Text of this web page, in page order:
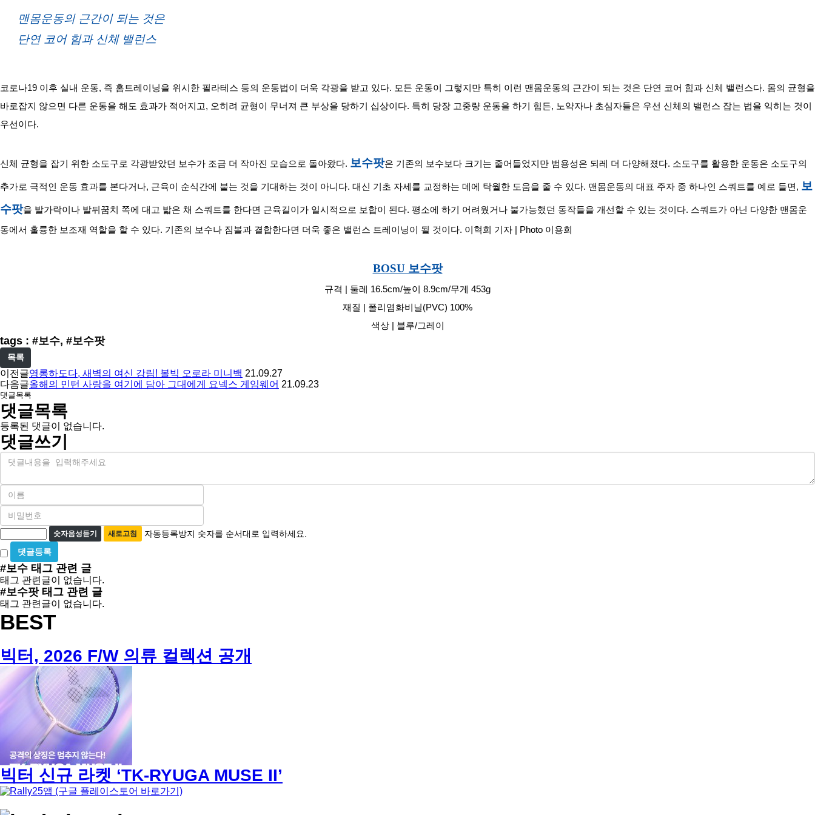
맨몸운동의 근간이 되는 것은
단연 코어 힘과 신체 밸런스
코로나19 이후 실내 운동, 즉 홈트레이닝을 위시한 필라테스 등의 운동법이 더욱 각광을 받고 있다. 모든 운동이 그렇지만 특히 이런 맨몸운동의 근간이 되는 것은 단연 코어 힘과 신체 밸런스다. 몸의 균형을
바로잡지 않으면 다른 운동을 해도 효과가 적어지고, 오히려 균형이 무너져 큰 부상을 당하기 십상이다. 특히 당장 고중량 운동을 하기 힘든, 노약자나 초심자들은 우선 신체의 밸런스 잡는 법을 익히는 것이
우선이다.
신체 균형을 잡기 위한 소도구로 각광받았던 보수가 조금 더 작아진 모습으로 돌아왔다. 보수팟은 기존의 보수보다 크기는 줄어들었지만 범용성은 되레 더 다양해졌다. 소도구를 활용한 운동은 소도구의
추가로 극적인 운동 효과를 본다거나, 근육이 순식간에 붙는 것을 기대하는 것이 아니다. 대신 기초 자세를 교정하는 데에 탁월한 도움을 줄 수 있다. 맨몸운동의 대표 주자 중 하나인 스쿼트를 예로 들면, 보
수팟을 발가락이나 발뒤꿈치 쪽에 대고 밟은 채 스쿼트를 한다면 근육길이가 일시적으로 보합이 된다. 평소에 하기 어려웠거나 불가능했던 동작들을 개선할 수 있는 것이다. 스쿼트가 아닌 다양한 맨몸운
동에서 훌륭한 보조재 역할을 할 수 있다. 기존의 보수나 짐볼과 결합한다면 더욱 좋은 밸런스 트레이닝이 될 것이다. 이혁희 기자 | Photo 이용희
BOSU 보수팟
규격 | 둘레 16.5cm/높이 8.9cm/무게 453g
재질 | 폴리염화비닐(PVC) 100%
색상 | 블루/그레이
tags : #보수, #보수팟
목록
이전글영롱하도다, 새벽의 여신 강림! 볼빅 오로라 미니백 21.09.27
다음글올해의 민턴 사랑을 여기에 담아 그대에게 요넥스 게임웨어 21.09.23
댓글목록
댓글목록
등록된 댓글이 없습니다.
댓글쓰기
내
이
필
수
비
밀
번
호
필
수
자
동
등
록
방
지
숫자음성듣기 새로고침 자동등록방지 숫자를 순서대로 입력하세요.
비
밀
글
사
용
#보수 태그 관련 글
태그 관련글이 없습니다.
#보수팟태그 관련 글
태그 관련글이 없습니다.
BEST
빅터, 2026 F/W 의류 컬렉션 공개
빅터 신규 라켓 ‘TK-RYUGA MUSE II’